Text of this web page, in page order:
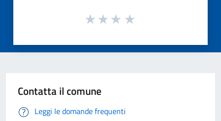
Contatta il comune
Leggi le domande frequenti